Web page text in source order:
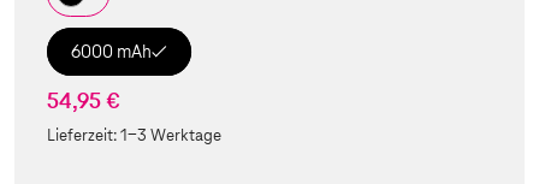
6000 mAh
54,95 €
Lieferzeit:1-3 Werktage